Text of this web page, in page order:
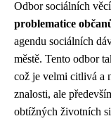
Odbor sociálních
problematice
agendu sociálních
městě. Tento odbor
což je velmi citlivá a
znalosti, ale
obtížných životních